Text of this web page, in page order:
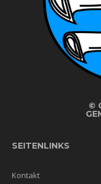
©
SEITENLINKS
Kontakt